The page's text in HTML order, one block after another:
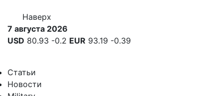
Наверх
7 августа 2026
USD 80.93 -0.2 EUR 93.19 -0.39
Статьи
Новости